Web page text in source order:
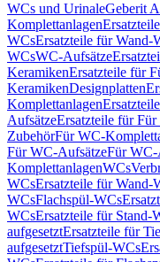
WCs und UrinaleGeberit
Komplettanlagen
WCsErsatzteile für Wand-
WCsWC-Aufsätze
KeramikenErsatzteile für
KeramikenDesignplatten
Komplettanlagen
AufsätzeErsatzteile für
ZubehörFür WC-
Für WC-AufsätzeFür WC-
KomplettanlagenWCs
WCsErsatzteile für Wand-
WCsFlachspül-WCs
WCsErsatzteile für Stand-
aufgesetztErsatzteile für
aufgesetztTiefspül-WCs